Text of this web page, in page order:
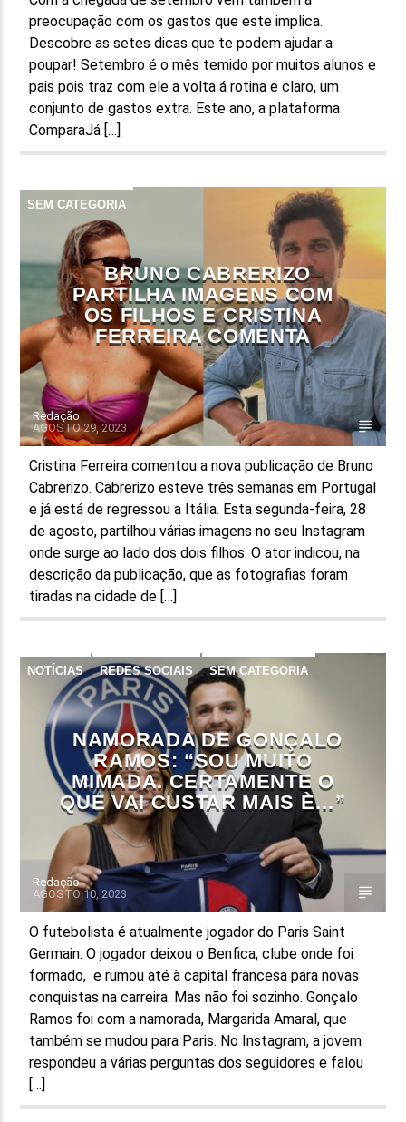
preocupação com os gastos que este implica.
Descobre as setes dicas que te podem ajudar a
poupar! Setembro é o mês temido por muitos alunos e
pais pois traz com ele a volta á rotina e claro, um
conjunto de gastos extra. Este ano, a plataforma
ComparaJá […]
SEM CATEGORIA
BRUNO CABRERIZO
PARTILHA IMAGENS COM
OS FILHOS E CRISTINA
FERREIRA COMENTA
Redação
AGOSTO 29, 2023
Cristina Ferreira comentou a nova publicação de Bruno
Cabrerizo. Cabrerizo esteve três semanas em Portugal
e já está de regressou a Itália. Esta segunda-feira, 28
de agosto, partilhou várias imagens no seu Instagram
onde surge ao lado dos dois filhos. O ator indicou, na
descrição da publicação, que as fotografias foram
tiradas na cidade de […]
NOTÍCIAS REDES SOCIAIS SEM CATEGORIA
NAMORADA DE GONÇALO
RAMOS: “SOU MUITO
MIMADA. CERTAMENTE O
QUE VAI CUSTAR MAIS È…”
Redação
AGOSTO 10, 2023
O futebolista é atualmente jogador do Paris Saint
Germain. O jogador deixou o Benfica, clube onde foi
formado, e rumou até à capital francesa para novas
conquistas na carreira. Mas não foi sozinho. Gonçalo
Ramos foi com a namorada, Margarida Amaral, que
também se mudou para Paris. No Instagram, a jovem
respondeu a várias perguntas dos seguidores e falou
[…]